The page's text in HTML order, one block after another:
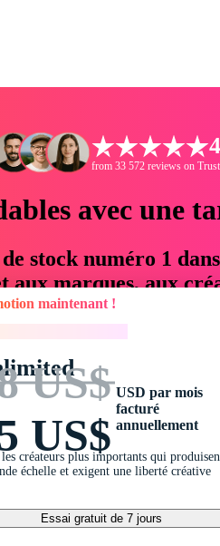
from 33 572 reviews on
avec une
stock numéro 1
marques, aux
d'économiser
maintenant !
US$
US$
USD par mois
facturé
annuellement
créateurs plus importants qui
échelle et exigent une liberté créative
Essai gratuit de 7 jours